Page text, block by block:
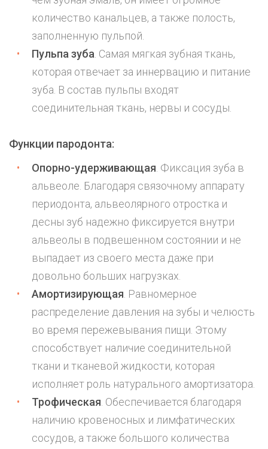
количество канальцев, а также полость,
заполненную пульпой.
Пульпа зуба. Самая мягкая зубная ткань,
которая отвечает за иннервацию и питание
зуба. В состав пульпы входят
соединительная ткань, нервы и сосуды.
Функции пародонта:
Опорно-удерживающая. Фиксация зуба в
альвеоле. Благодаря связочному аппарату
периодонта, альвеолярного отростка и
десны зуб надежно фиксируется внутри
альвеолы в подвешенном состоянии и не
выпадает из своего места даже при
довольно больших нагрузках.
Амортизирующая. Равномерное
распределение давления на зубы и челюсть
во время пережевывания пищи. Этому
способствует наличие соединительной
ткани и тканевой жидкости, которая
исполняет роль натурального амортизатора.
Трофическая. Обеспечивается благодаря
наличию кровеносных и лимфатических
сосудов, а также большого количества